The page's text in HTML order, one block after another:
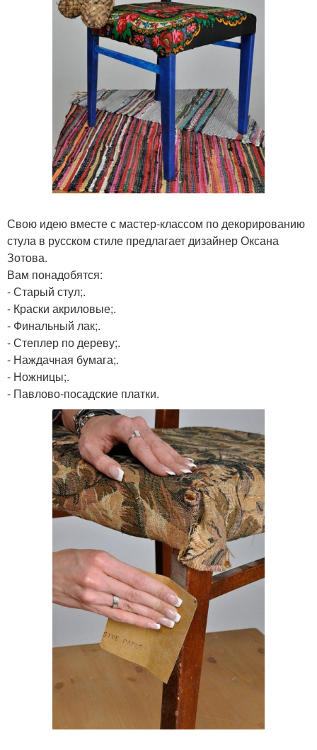
Свою идею вместе с мастер-классом по декорированию
стула в русском стиле предлагает дизайнер Оксана
Зотова.
Вам понадобятся:
- Старый стул;.
- Краски акриловые;.
- Финальный лак;.
- Степлер по дереву;.
- Наждачная бумага;.
- Ножницы;.
- Павлово-посадские платки.